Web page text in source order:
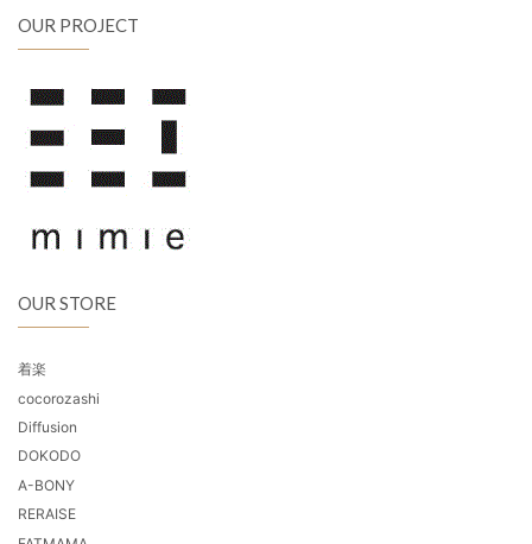
OUR PROJECT
OUR STORE
着楽
cocorozashi
Diffusion
DOKODO
A-BONY
RERAISE